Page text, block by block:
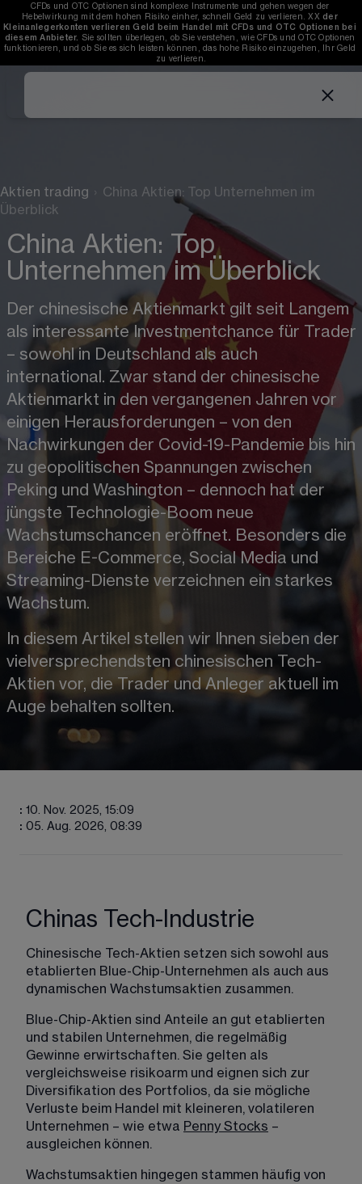
CFDs und OTC Optionen sind komplexe Instrumente und gehen wegen der
Hebelwirkung mit dem hohen Risiko einher, schnell Geld zu verlieren. XX der
Kleinanlegerkonten verlieren Geld beim Handel mit CFDs und OTC Optionen bei
diesem Anbieter. Sie sollten überlegen, ob Sie verstehen, wie CFDs und OTC Optionen
funktionieren, und ob Sie es sich leisten können, das hohe Risiko einzugehen, Ihr Geld
zu verlieren.
Aktien trading › China Aktien: Top Unternehmen im
Überblick
China Aktien: Top
Unternehmen im Überblick
Der chinesische Aktienmarkt gilt seit Langem
als interessante Investmentchance für Trader
– sowohl in Deutschland als auch
international. Zwar stand der chinesische
Aktienmarkt in den vergangenen Jahren vor
einigen Herausforderungen – von den
Nachwirkungen der Covid-19-Pandemie bis hin
zu geopolitischen Spannungen zwischen
Peking und Washington – dennoch hat der
jüngste Technologie-Boom neue
Wachstumschancen eröffnet. Besonders die
Bereiche E-Commerce, Social Media und
Streaming-Dienste verzeichnen ein starkes
Wachstum.
In diesem Artikel stellen wir Ihnen sieben der
vielversprechendsten chinesischen Tech-
Aktien vor, die Trader und Anleger aktuell im
Auge behalten sollten.
: 10. Nov. 2025, 15:09
: 05. Aug. 2026, 08:39
Chinas Tech-Industrie
Chinesische Tech-Aktien setzen sich sowohl aus
etablierten Blue-Chip-Unternehmen als auch aus
dynamischen Wachstumsaktien zusammen.
Blue-Chip-Aktien sind Anteile an gut etablierten
und stabilen Unternehmen, die regelmäßig
Gewinne erwirtschaften. Sie gelten als
vergleichsweise risikoarm und eignen sich zur
Diversifikation des Portfolios, da sie mögliche
Verluste beim Handel mit kleineren, volatileren
Unternehmen – wie etwa Penny Stocks –
ausgleichen können.
Wachstumsaktien hingegen stammen häufig von